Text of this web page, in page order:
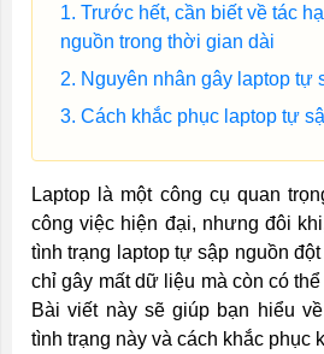
Trước hết, cần biết về tác
nguồn trong thời gian dài
Nguyên nhân gây laptop tự
Cách khắc phục laptop tự
Laptop là một công cụ quan
công việc hiện đại, nhưng đôi
tình trạng laptop tự sập nguồn
chỉ gây mất dữ liệu mà còn có
Bài viết này sẽ giúp bạn hiểu
tình trạng này và cách khắc phục